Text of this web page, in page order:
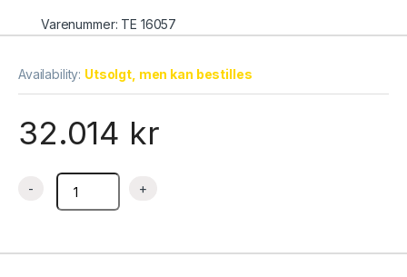
Varenummer: TE 16057
Availability: Utsolgt, men kan bestilles
32.014 kr
Kakedisk rett glass 905x745x1209 mm LPD900F/BLACK,